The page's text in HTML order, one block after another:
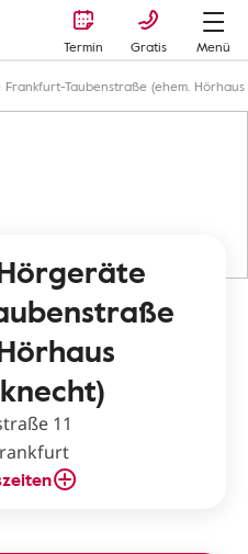
Termin Gratis
Menü
Taubenstraße (ehem.
11